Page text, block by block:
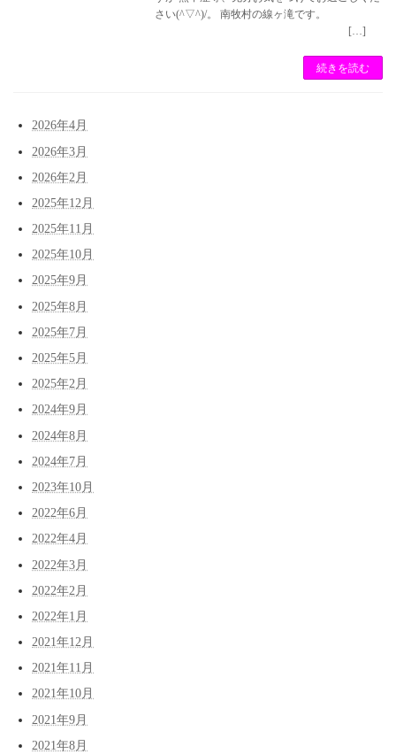
さい(^▽^)/。 南牧村の線ヶ滝です。
[…]
続きを読む
2026年4月
2026年3月
2026年2月
2025年12月
2025年11月
2025年10月
2025年9月
2025年8月
2025年7月
2025年5月
2025年2月
2024年9月
2024年8月
2024年7月
2023年10月
2022年6月
2022年4月
2022年3月
2022年2月
2022年1月
2021年12月
2021年11月
2021年10月
2021年9月
2021年8月